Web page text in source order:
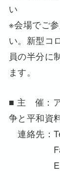
い
※会場でご
い。新型コ
員の半分に
ます。
■ 主 催：
争と平和資
連絡先：
Fax:（
E-mail: